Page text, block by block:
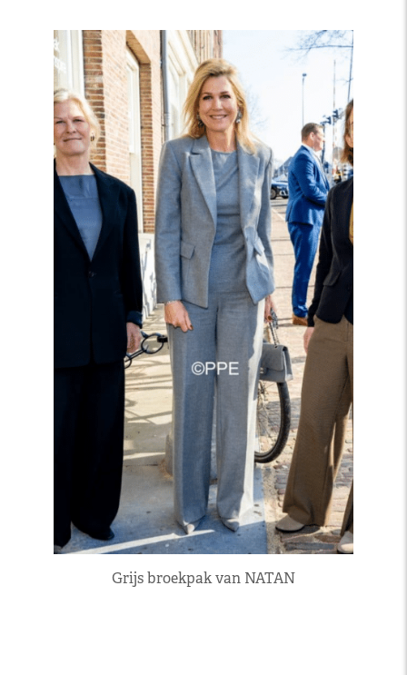
Grijs broekpak van NATAN